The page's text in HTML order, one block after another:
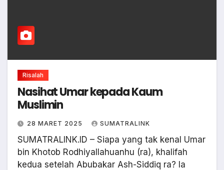
Risalah
Nasihat Umar kepada Kaum
Muslimin
28 MARET 2025 SUMATRALINK
SUMATRALINK.ID – Siapa yang tak kenal Umar
bin Khotob Rodhiyallahuanhu (ra), khalifah
kedua setelah Abubakar Ash-Siddiq ra? Ia